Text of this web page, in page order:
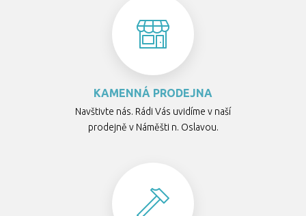
KAMENNÁ PRODEJNA
Navštivte nás. Rádi Vás uvidíme v naší
prodejně v Náměšti n. Oslavou.